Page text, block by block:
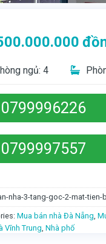
ngủ: 4
0799996226
0799997557
nha-3-tang-goc-2-mat-
Mua bán nhà Đà Nẵng,
Vĩnh Trung, Nhà phố